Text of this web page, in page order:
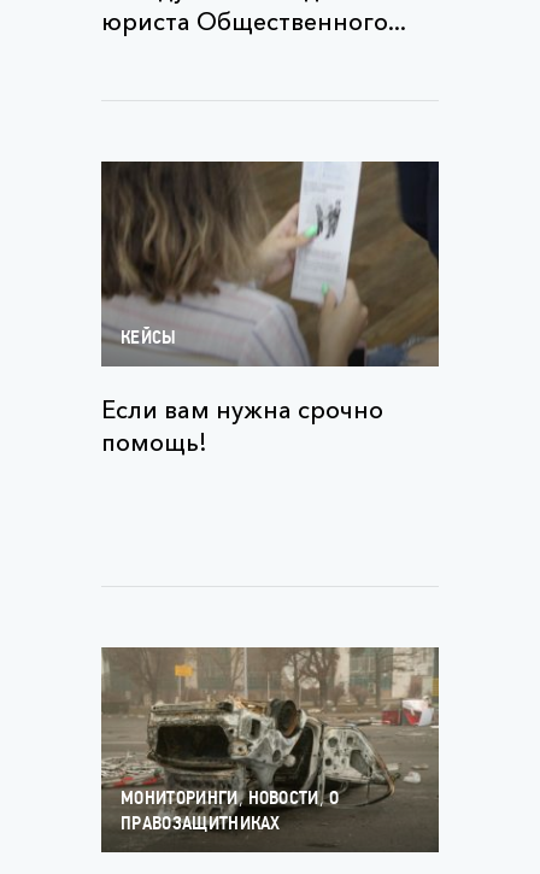
юриста Общественного...
КЕЙСЫ
Если вам нужна срочно
помощь!
МОНИТОРИНГИ,НОВОСТИ,О
ПРАВОЗАЩИТНИКАХ